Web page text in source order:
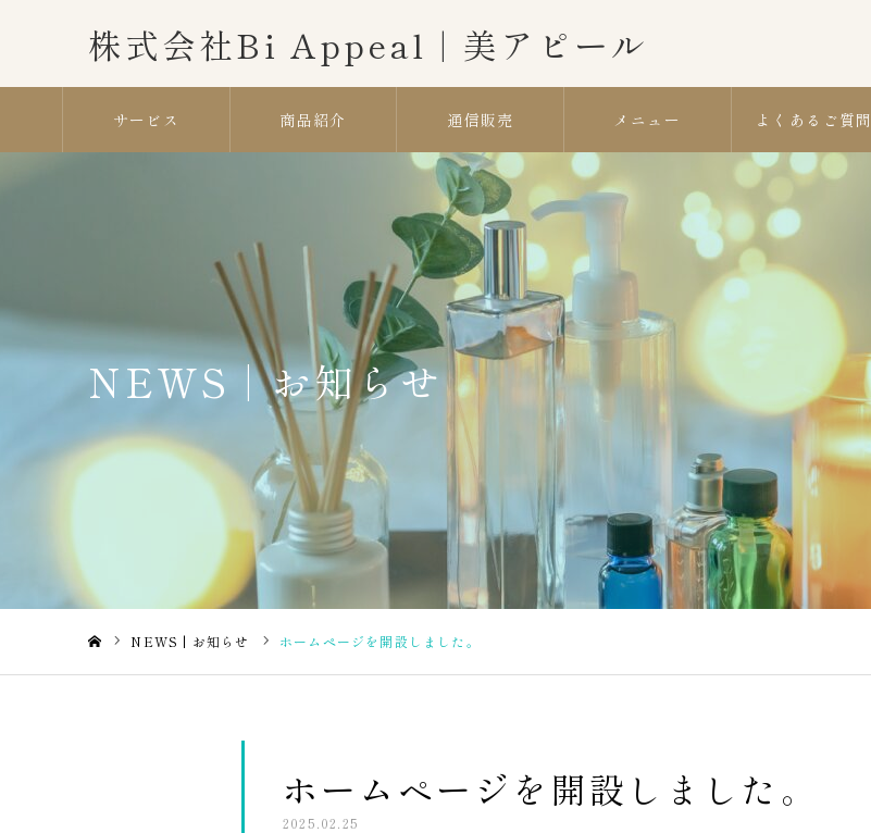
株式会社Bi Appeal | 美アピール
サービス 商品紹介 通信販売 メニュー よくあるご質問
NEWS | お知らせ
NEWS | お知らせ ホームページを開設しました。
ホームページを開設しました。
2025.02.25